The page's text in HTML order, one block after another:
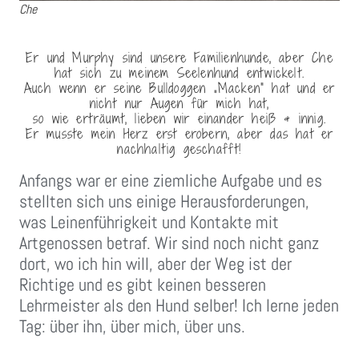
Che
Er und Murphy sind unsere Familienhunde, aber Che
hat sich zu meinem Seelenhund entwickelt.
Auch wenn er seine Bulldoggen „Macken“ hat und er
nicht nur Augen für mich hat,
so wie erträumt, lieben wir einander heiß & innig.
Er musste mein Herz erst erobern, aber das hat er
nachhaltig geschafft!
Anfangs war er eine ziemliche Aufgabe und es
stellten sich uns einige Herausforderungen,
was Leinenführigkeit und Kontakte mit
Artgenossen betraf. Wir sind noch nicht ganz
dort, wo ich hin will, aber der Weg ist der
Richtige und es gibt keinen besseren
Lehrmeister als den Hund selber! Ich lerne jeden
Tag: über ihn, über mich, über uns.